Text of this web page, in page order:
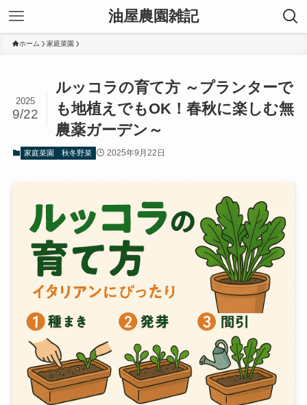
油屋農園雑記
ホーム 家庭菜園
ルッコラの育て方 ～プランターで
も地植えでもOK！春秋に楽しむ無
農薬ガーデン～
2025
9/22
家庭菜園 秋冬野菜 2025年9月22日